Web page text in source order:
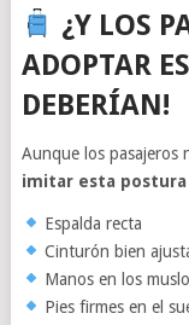
¿Y LOS
ADOPTAR
DEBERÍAN!
Aunque los pasajeros
imitar esta postura
Espalda recta
Cinturón bien
Manos en los
Pies firmes en el